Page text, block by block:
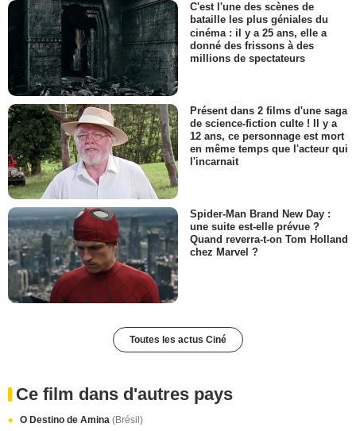
C'est l'une des scènes de
bataille les plus géniales du
cinéma : il y a 25 ans, elle a
donné des frissons à des
millions de spectateurs
Présent dans 2 films d'une saga
de science-fiction culte ! Il y a
12 ans, ce personnage est mort
en même temps que l'acteur qui
l'incarnait
Spider-Man Brand New Day :
une suite est-elle prévue ?
Quand reverra-t-on Tom Holland
chez Marvel ?
Toutes les actus Ciné
Ce film dans d'autres pays
O Destino de Amina (Brésil)